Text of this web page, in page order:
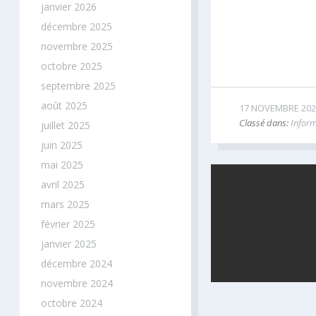
janvier 2026
décembre 2025
novembre 2025
octobre 2025
septembre 2025
août 2025
juillet 2025
juin 2025
mai 2025
avril 2025
mars 2025
février 2025
janvier 2025
décembre 2024
novembre 2024
octobre 2024
17 NOVEMBRE
Classé dans: